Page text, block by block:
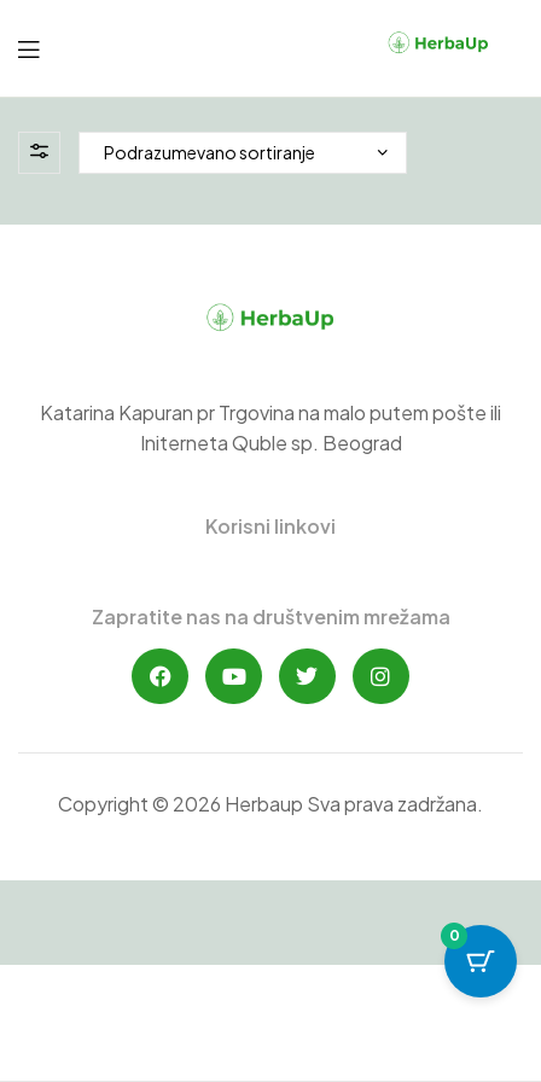
Katarina Kapuran pr Trgovina na malo putem pošte ili
Initerneta Quble sp. Beograd
Korisni linkovi
Zapratite nas na društvenim mrežama
Copyright © 2026 Herbaup Sva prava zadržana.
0